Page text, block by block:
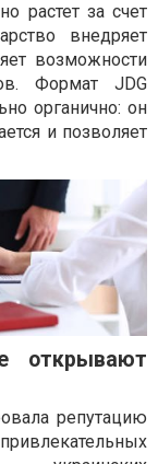
растет за счет
внедряет
возможности
Формат JDG
органично: он
и позволяет
открывают
репутацию